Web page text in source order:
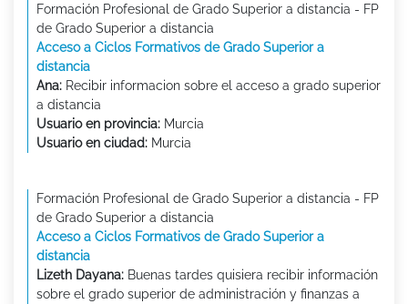
Formación Profesional de Grado Superior a distancia - FP
de Grado Superior a distancia
Acceso a Ciclos Formativos de Grado Superior a
distancia
Ana: Recibir informacion sobre el acceso a grado superior
a distancia
Usuario en provincia: Murcia
Usuario en ciudad: Murcia
Formación Profesional de Grado Superior a distancia - FP
de Grado Superior a distancia
Acceso a Ciclos Formativos de Grado Superior a
distancia
Lizeth Dayana: Buenas tardes quisiera recibir información
sobre el grado superior de administración y finanzas a